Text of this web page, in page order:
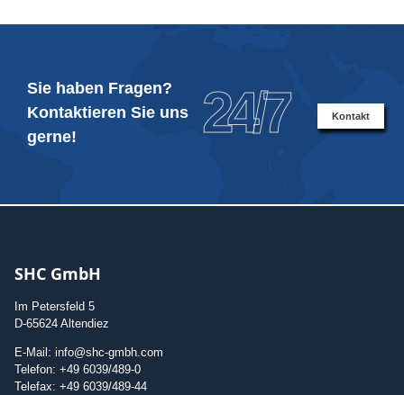
Sie haben Fragen?
Kontaktieren Sie uns
gerne!
24/7 Kontakt
SHC GmbH
Im Petersfeld 5
D-65624 Altendiez
E-Mail: info@shc-gmbh.com
Telefon: +49 6039/489-0
Telefax: +49 6039/489-44